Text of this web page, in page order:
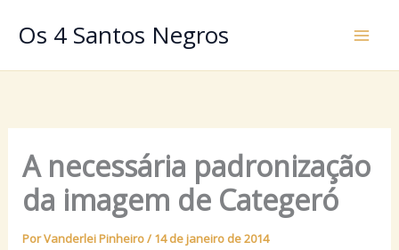
paraOs 4 Santos Negros
A necessária padronização
da imagem de Categeró
PorVanderlei Pinheiro/ 14 de janeiro de 2014